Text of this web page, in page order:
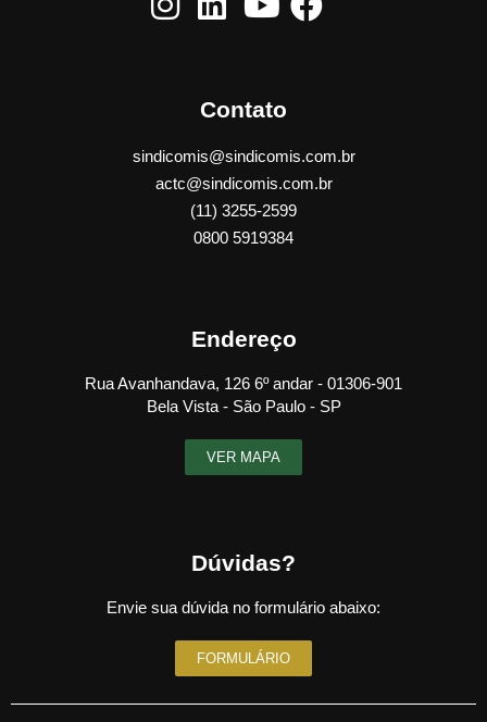
Contato
sindicomis@sindicomis.com.br
actc@sindicomis.com.br
(11) 3255-2599
0800 5919384
Endereço
Rua Avanhandava, 126 6º andar - 01306-901
Bela Vista - São Paulo - SP
VER MAPA
Dúvidas?
Envie sua dúvida no formulário abaixo:
FORMULÁRIO